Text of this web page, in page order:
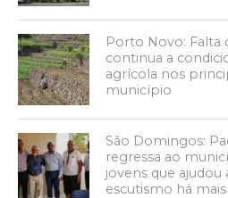
Porto Novo: Falta
continua a
agrícola nos
município
São Domingos:
regressa ao
jovens que
escutismo há